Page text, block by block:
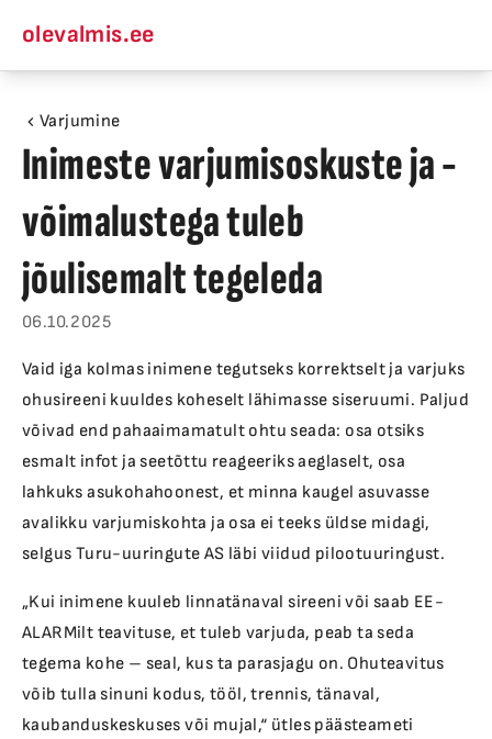
olevalmis.ee
Varjumine
Inimeste varjumisoskuste ja -
võimalustega tuleb
jõulisemalt tegeleda
06.10.2025
Vaid iga kolmas inimene tegutseks korrektselt ja varjuks
ohusireeni kuuldes koheselt lähimasse siseruumi. Paljud
võivad end pahaaimamatult ohtu seada: osa otsiks
esmalt infot ja seetõttu reageeriks aeglaselt, osa
lahkuks asukohahoonest, et minna kaugel asuvasse
avalikku varjumiskohta ja osa ei teeks üldse midagi,
selgus Turu-uuringute AS läbi viidud pilootuuringust.
„Kui inimene kuuleb linnatänaval sireeni või saab EE-
ALARMilt teavituse, et tuleb varjuda, peab ta seda
tegema kohe – seal, kus ta parasjagu on. Ohuteavitus
võib tulla sinuni kodus, tööl, trennis, tänaval,
kaubanduskeskuses või mujal,“ ütles päästeameti